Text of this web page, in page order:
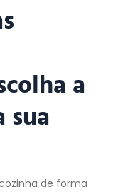
a
sua
de forma